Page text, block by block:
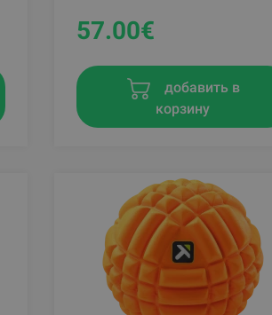
57.00€
добавить в
корзину